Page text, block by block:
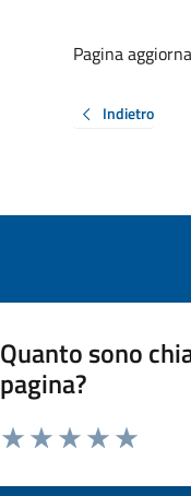
Pagina
Indietro
Quanto sono
pagina?
Valuta da 1 a 5 stelle la pagina